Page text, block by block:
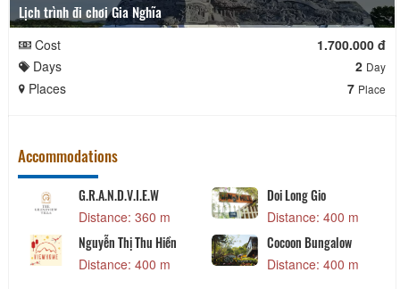
Lịch trình đi chơi Gia Nghĩa
Cost
1.700.000 đ
Days
2 Day
Places 7 Place
Accommodations
G.R.A.N.D.V.I.E.W
Distance: 360 m
Doi Long Gio
Distance: 400 m
Nguyễn Thị Thu Hiền
Distance: 400 m
Cocoon Bungalow
Distance: 400 m